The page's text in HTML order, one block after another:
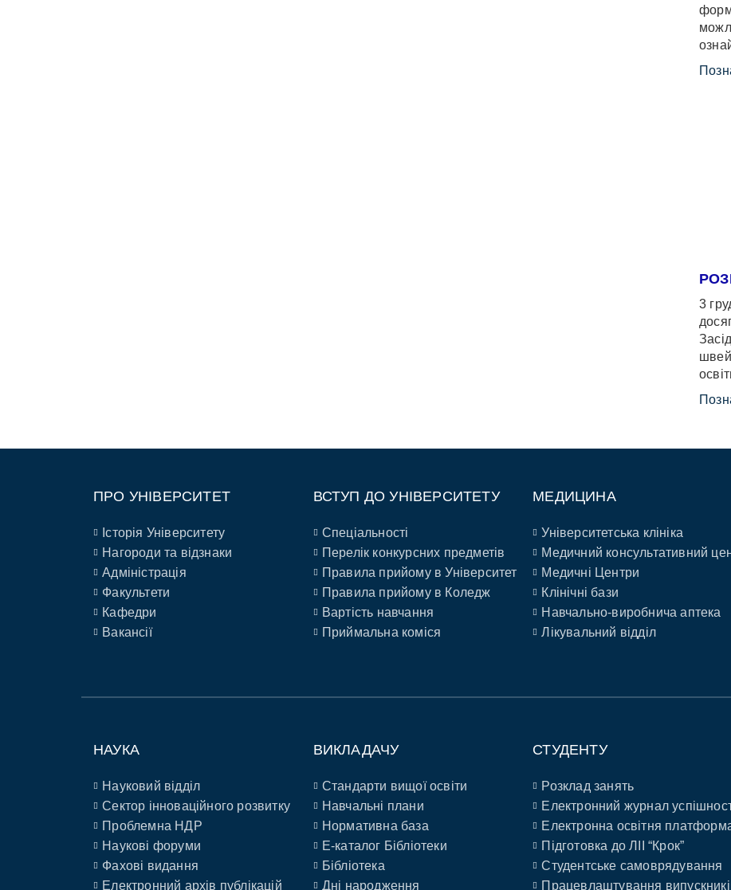
3
ПРО УНІВЕРСИТЕТ
Історія Університету
Нагороди та відзнаки
Адміністрація
Факультети
Кафедри
Вакансії
ВСТУП ДО УНІВЕРСИТЕТУ
Спеціальності
Перелік конкурсних предметів
Правила прийому в Університет
Правила прийому в Коледж
Вартість навчання
Приймальна коміся
МЕДИЦИНА
Університетська клініка
Медичний консультативний
Медичні Центри
Клінічні бази
Навчально-виробнича аптека
Лікувальний відділ
НАУКА
Науковий відділ
Сектор інноваційного розвитку
Проблемна НДР
Наукові форуми
Фахові видання
Електронний архів публікацій
ВИКЛАДАЧУ
Стандарти вищої освіти
Навчальні плани
Нормативна база
E-каталог Бібліотеки
Бібліотека
Дні народження
СТУДЕНТУ
Розклад занять
Електронний журнал
Електронна освітня
Підготовка до ЛІІ “Крок”
Студентське самоврядування
Працевлаштування